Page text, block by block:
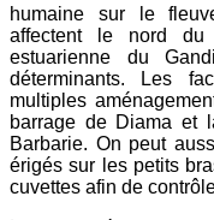
humaine sur le
affectent le nord
estuarienne du
déterminants. Les
multiples
barrage de Diama et
Barbarie. On peut
érigés sur les petits
cuvettes afin de